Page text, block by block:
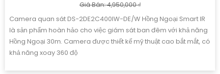
Giá Bán: 4,950,000 ₫
Camera quan sát DS-2DE2C400IW-DE/W Hồng Ngoại Smart IR
là sản phẩm hoàn hảo cho việc giám sát ban đêm với khả năng
Hồng Ngoại 30m. Camera được thiết kế mỹ thuật cao bắt mắt, có
khả năng xoay 360 độ